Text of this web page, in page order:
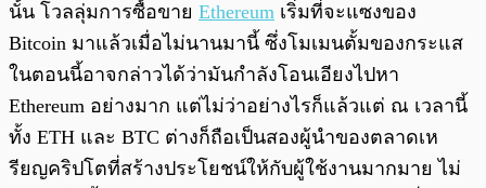
นั้น โวลลุ่มการซื้อขาย Ethereum เริ่มที่จะแซงของ
Bitcoin มาแล้วเมื่อไม่นานมานี้ ซึ่งโมเมนตั้มของกระแส
ในตอนนี้อาจกล่าวได้ว่ามันกำลังโอนเอียงไปหา
Ethereum อย่างมาก แต่ไม่ว่าอย่างไรก็แล้วแต่ ณ เวลานี้
ทั้ง ETH และ BTC ต่างก็ถือเป็นสองผู้นำของตลาดเห
รียญคริปโตที่สร้างประโยชน์ให้กับผู้ใช้งานมากมาย ไม่